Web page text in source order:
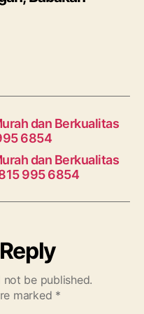
dan Berkualitas
6854
dan Berkualitas
995 6854
be published.
marked *